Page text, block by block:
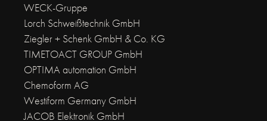
WECK-Gruppe
Lorch Schweißtechnik GmbH
Ziegler + Schenk GmbH & Co. KG
TIMETOACT GROUP GmbH
OPTIMA automation GmbH
Chemoform AG
Westiform Germany GmbH
JACOB Elektronik GmbH